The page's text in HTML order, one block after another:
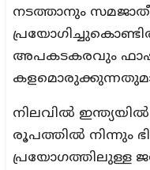
നടത്താനും
അപകടകരവും
നിലവിൽ
രൂപത്തിൽ നിന്നും
പ്രയോഗത്തിലുള്ള